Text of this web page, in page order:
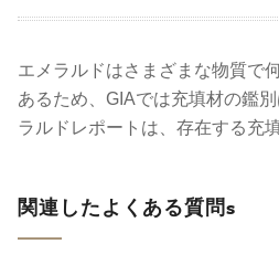
エメラルドはさまざまな物質で
あるため、GIAでは充填材の鑑
ラルドレポートは、存在する​充
関連したよくある質問s